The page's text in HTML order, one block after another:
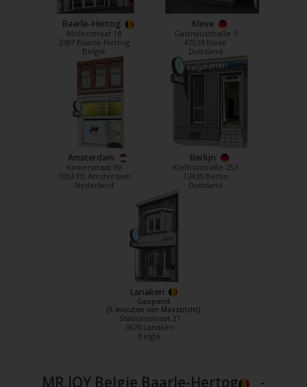
Baarle-Hertog
Molenstraat 18
2387 Baarle-Hertog
België
Kleve
Gasthausstraße 9
47533 Kleve
Duitsland
Amsterdam
Kinkerstraat 90
1053 EB Amsterdam
Nederland
Berlijn
Kiefholztraße 253
12435 Berlin
Duitsland
Lanaken
Geopend
(5 minuten van Maastricht)
Stationsstraat 27
3620 Lanaken
België
MR.JOY Belgie Baarle-Hertog
-